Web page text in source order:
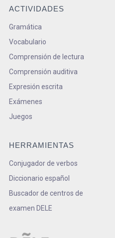
ACTIVIDADES
Gramática
Vocabulario
Comprensión de lectura
Comprensión auditiva
Expresión escrita
Exámenes
Juegos
HERRAMIENTAS
Conjugador de verbos
Diccionario español
Buscador de centros de
examen DELE